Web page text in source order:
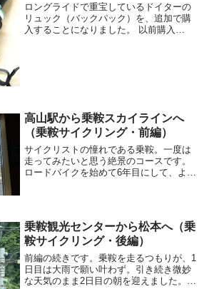
ロングライドで重宝しているドイターの
リュック（バックパック）を、追加で購
入することになりました。 以前購入
高山駅から乗鞍スカイラインへ
（乗鞍サイクリング・前編）
サイクリストの憧れである乗鞍。一度は
走ってみたいと思う絶景のコースです。
ロードバイクを始めて6年目にして、よう
乗鞍観光センターから松本へ（乗
鞍サイクリング・後編）
前編の続きです。乗鞍を走るつもりが、1
日目は大雨で願い叶わず。引き続き微妙
な天気のまま2日目の朝を迎えました。失